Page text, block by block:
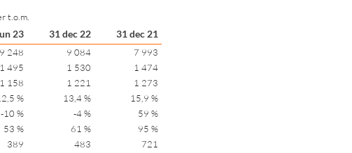
t.o.m.
23 31 dec 22 31 dec 21
9 248 9 084
7 993
1 495 1 530
1 474
1 158 1 221
1 273
% 13,4 %
15,9 %
-10 % -4 %
59 %
53 % 61 %
95 %
389 483
721